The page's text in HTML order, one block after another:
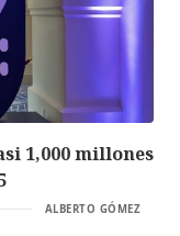
1,000 millones
ALBERTO GÓMEZ